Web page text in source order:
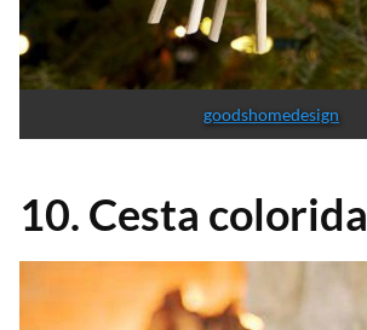
goodshomedesign
10. Cesta colorida